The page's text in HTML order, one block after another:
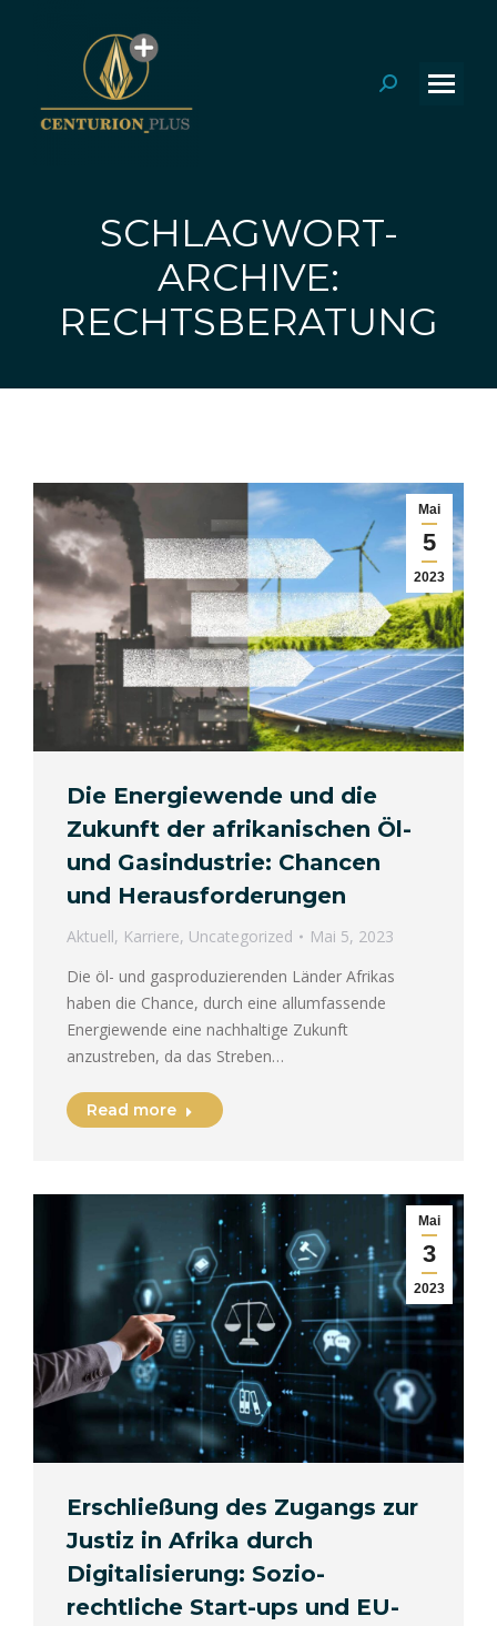
Search:
SCHLAGWORT-
ARCHIVE:
RECHTSBERATUNG
Sie befinden sich hier:
Mai
5
2023
Die Energiewende und die
Zukunft der afrikanischen Öl-
und Gasindustrie: Chancen
und Herausforderungen
Aktuell, Karriere, Uncategorized
Mai 5, 2023
Die öl- und gasproduzierenden Länder Afrikas
haben die Chance, durch eine allumfassende
Energiewende eine nachhaltige Zukunft
anzustreben, da das Streben…
Read more
Mai
3
2023
Erschließung des Zugangs zur
Justiz in Afrika durch
Digitalisierung: Sozio-
rechtliche Start-ups und EU-